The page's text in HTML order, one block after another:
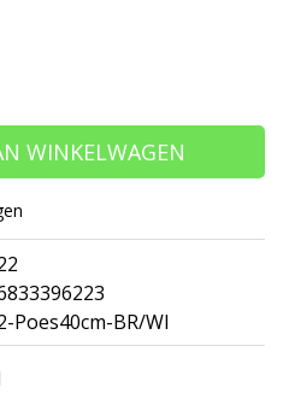
WINKELWAGEN
Poes40cm-BR/WI